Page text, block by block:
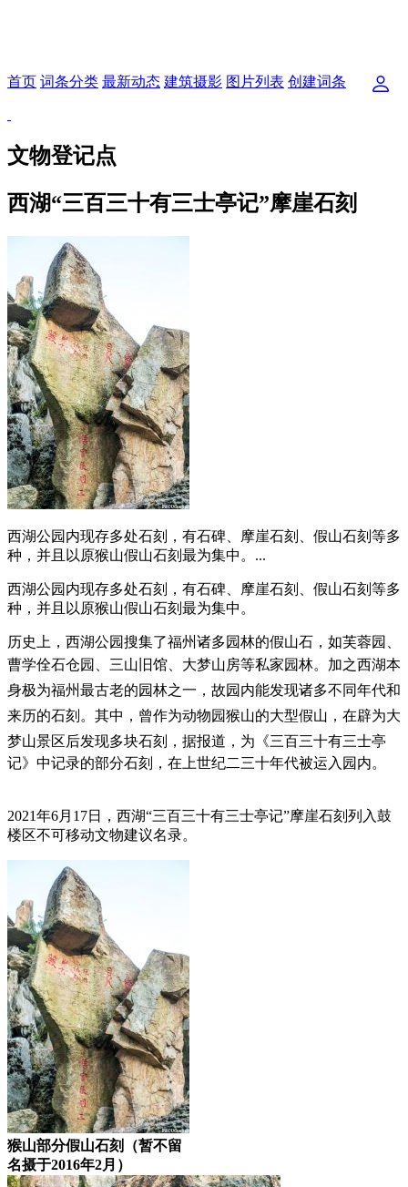
首页 词条分类 最新动态 建筑摄影 图片列表 创建词条
文物登记点
西湖“三百三十有三士亭记”摩崖石刻
西湖公园内现存多处石刻，有石碑、摩崖石刻、假山石刻等多
种，并且以原猴山假山石刻最为集中。...
西湖公园内现存多处石刻，有石碑、摩崖石刻、假山石刻等多
种，并且以原猴山假山石刻最为集中。
历史上，西湖公园搜集了福州诸多园林的假山石，如芙蓉园、
曹学佺石仓园、三山旧馆、大梦山房等私家园林。加之西湖本
身极为福州最古老的园林之一，故园内能发现诸多不同年代和
来历的石刻。其中，曾作为动物园猴山的大型假山，在辟为大
梦山景区后发现多块石刻，据报道，为 《三百三十有三士亭
记》中记录的部分石刻，在上世纪二三十年代被运入园内。
2021年6月17日， 西湖“三百三十有三士亭记”摩崖石刻列入鼓
楼区不可移动文物建议名录。
猴山部分假山石刻（暂不留
名摄于2016年2月）